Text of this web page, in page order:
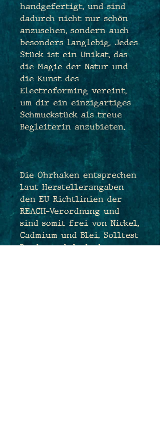
handgefertigt, und sind
dadurch nicht nur schön
anzusehen, sondern auch
besonders langlebig. Jedes
Stück ist ein Unikat, das
die Magie der Natur und
die Kunst des
Electroforming vereint,
um dir ein einzigartiges
Schmuckstück als treue
Begleiterin anzubieten.
Die Ohrhaken entsprechen
laut Herstellerangaben
den EU Richtlinien der
REACH-Verordnung und
sind somit frei von Nickel,
Cadmium und Blei. Solltest
Du dennoch bedenken